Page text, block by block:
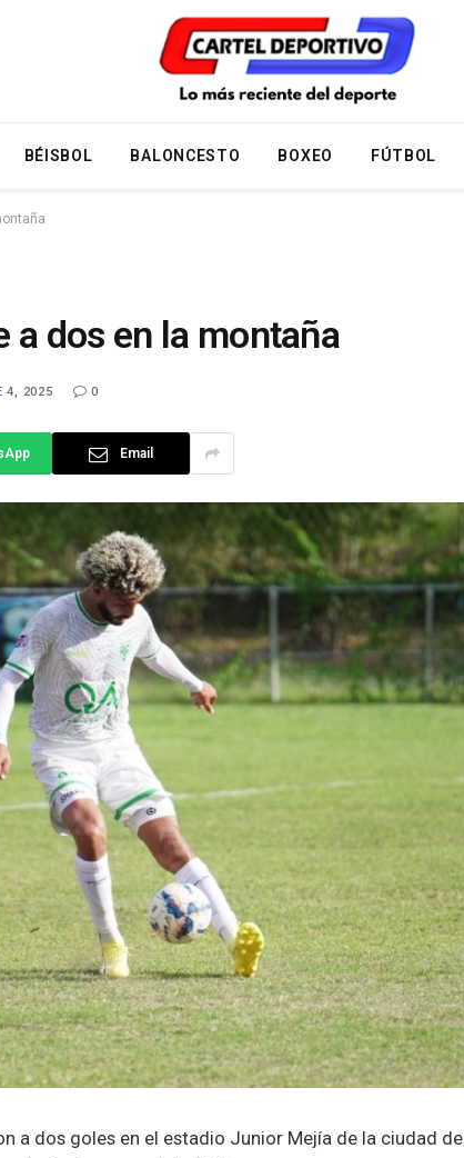
BÉISBOL BALONCESTO BOXEO FÚTBOL
a dos en la montaña
4, 2025 0
Email
a dos goles en el estadio Junior Mejía de la ciudad de